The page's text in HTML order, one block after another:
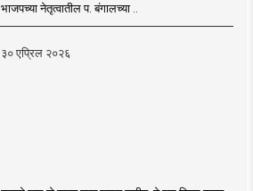
भाजपच्या नेतृत्वातील प. बंगालच्या ..
३० एप्रिल २०२६